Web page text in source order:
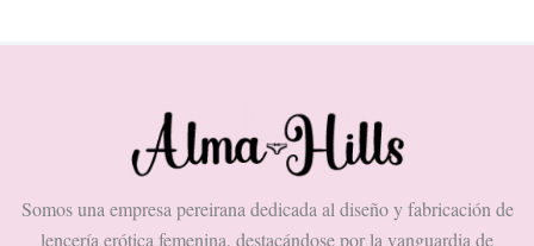
Somos una empresa pereirana dedicada al diseño y fabricación de
lencería erótica femenina, destacándose por la vanguardia de